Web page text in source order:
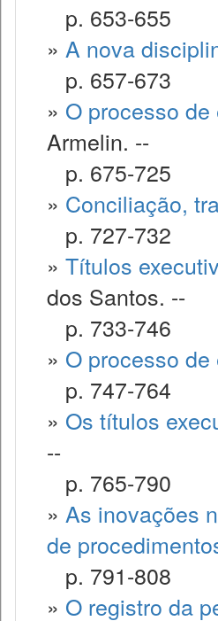
p. 653-655
» A nova
p. 657-673
» O processo
Armelin. --
p. 675-725
» Conciliação,
p. 727-732
» Títulos
dos Santos. --
p. 733-746
» O processo
p. 747-764
» Os títulos
--
p. 765-790
» As inovações
de
p. 791-808
» O registro da